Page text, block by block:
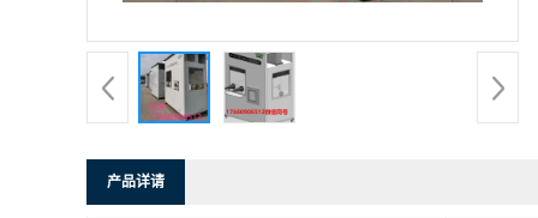
产品详请